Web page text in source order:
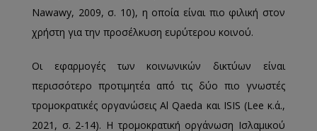
Nawawy, 2009, σ. 10), η οποία είναι πιο φιλική στον
χρήστη για την προσέλκυση ευρύτερου κοινού.
Οι εφαρμογές των κοινωνικών δικτύων είναι
περισσότερο προτιμητέα από τις δύο πιο γνωστές
τρομοκρατικές οργανώσεις Al Qaeda και ISIS (Lee κ.ά.,
2021, σ. 2-14). Η τρομοκρατική οργάνωση Ισλαμικού